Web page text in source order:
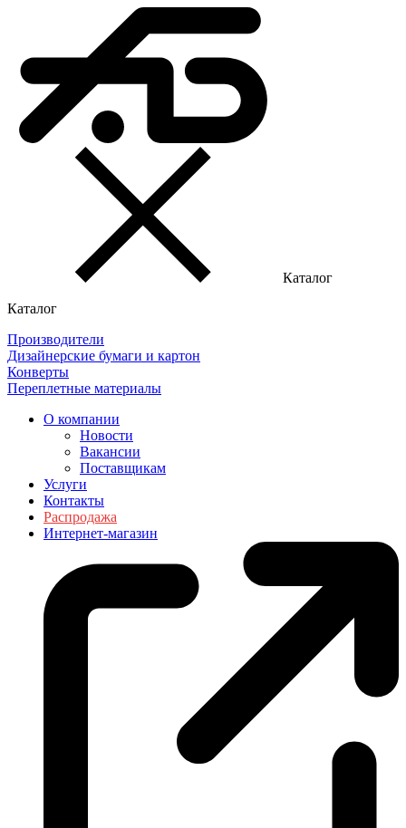
Каталог
Каталог
Производители
Дизайнерские бумаги и картон
Конверты
Переплетные материалы
О компании
Новости
Вакансии
Поставщикам
Услуги
Контакты
Распродажа
Интернет-магазин